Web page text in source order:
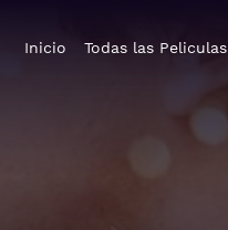
Inicio Todas las Peliculas